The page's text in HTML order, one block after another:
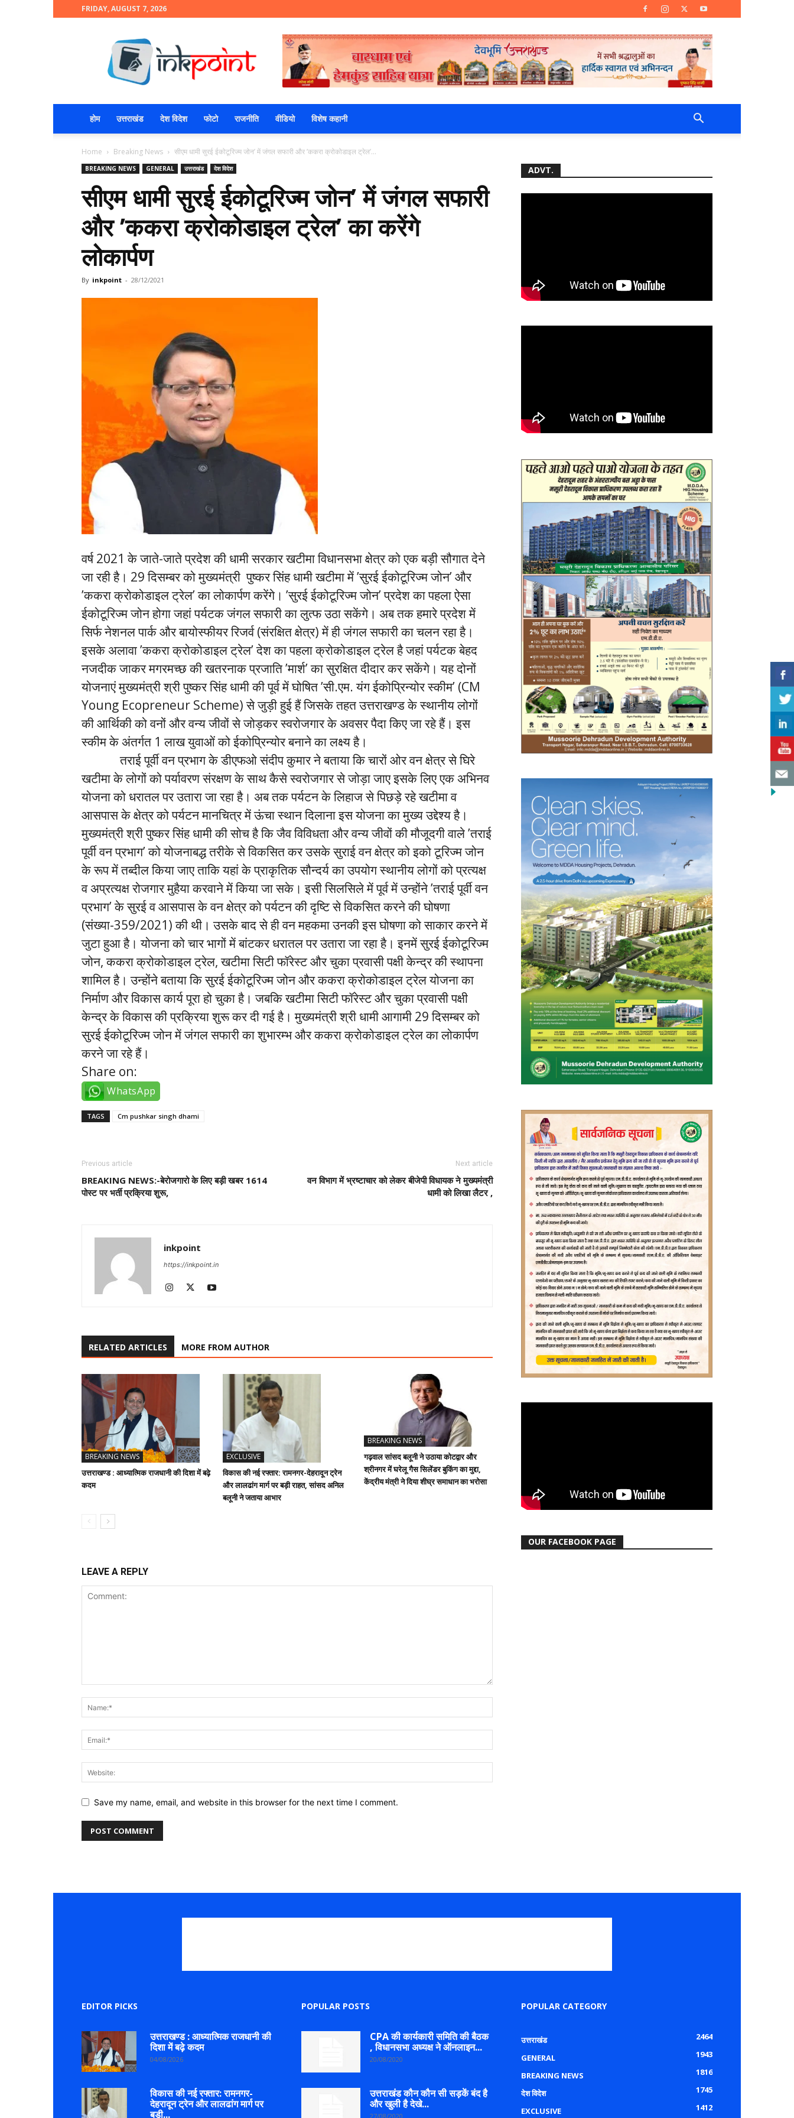
FRIDAY, AUGUST 7, 2026
होम उत्तराखंड देश विदेश फोटो राजनीति वीडियो विशेष कहानी
Home Breaking News सीएम धामी सुरई ईकोटूरिज्म जोन’ में जंगल सफारी और ’ककरा क्रोकोडाइल ट्रेल’...
BREAKING NEWS GENERAL उत्तराखंड देश विदेश
सीएम धामी सुरई ईकोटूरिज्म जोन’ में जंगल सफारी
और ’ककरा क्रोकोडाइल ट्रेल’ का करेंगे
लोकार्पण
By inkpoint - 28/12/2021
वर्ष 2021 के जाते-जाते प्रदेश की धामी सरकार खटीमा विधानसभा क्षेत्र को एक बड़ी सौगात देने
जा रही है। 29 दिसम्बर को मुख्यमंत्री पुष्कर सिंह धामी खटीमा में ’सुरई ईकोटूरिज्म जोन’ और
’ककरा क्रोकोडाइल ट्रेल’ का लोकार्पण करेंगे। ’सुरई ईकोटूरिज्म जोन’ प्रदेश का पहला ऐसा
ईकोटूरिज्म जोन होगा जहां पर्यटक जंगल सफारी का लुत्फ उठा सकेंगे। अब तक हमारे प्रदेश में
सिर्फ नेशनल पार्क और बायोस्फीयर रिजर्व (संरक्षित क्षेत्र) में ही जंगल सफारी का चलन रहा है।
इसके अलावा ’ककरा क्रोकोडाइल ट्रेल’ देश का पहला क्रोकोडाइल ट्रेल है जहां पर्यटक बेहद
नजदीक जाकर मगरमच्छ की खतरनाक प्रजाति ’मार्श’ का सुरक्षित दीदार कर सकेंगे। यह दोनों
योजनाएं मुख्यमंत्री श्री पुष्कर सिंह धामी की पूर्व में घोषित ’सी.एम. यंग ईकोप्रिन्योर स्कीम’ (CM
Young Ecopreneur Scheme) से जुड़ी हुई हैं जिसके तहत उत्तराखण्ड के स्थानीय लोगों
की आर्थिकी को वनों और वन्य जीवों से जोड़कर स्वरोजगार के अवसर पैदा किए जा रहे हैं। इस
स्कीम के अंतर्गत 1 लाख युवाओं को ईकोप्रिन्योर बनाने का लक्ष्य है।
तराई पूर्वी वन प्रभाग के डीएफओ संदीप कुमार ने बताया कि चारों ओर वन क्षेत्र से घिरे
खटीमा के लोगों को पर्यावरण संरक्षण के साथ कैसे स्वरोजगार से जोड़ा जाए इसके लिए एक अभिनव
योजना को धरातल पर उतारा जा रहा है। अब तक पर्यटन के लिहाज से पिछड़े रहे खटीमा व
आसपास के क्षेत्र को पर्यटन मानचित्र में ऊंचा स्थान दिलाना इस योजना का मुख्य उद्देश्य है।
मुख्यमंत्री श्री पुष्कर सिंह धामी की सोच है कि जैव विविधता और वन्य जीवों की मौजूदगी वाले ’तराई
पूर्वी वन प्रभाग’ को योजनाबद्ध तरीके से विकसित कर उसके सुराई वन क्षेत्र को इको टूरिज्म जोन
के रूप में तब्दील किया जाए ताकि यहां के प्राकृतिक सौन्दर्य का उपयोग स्थानीय लोगों को प्रत्यक्ष
व अप्रत्यक्ष रोजगार मुहैया करवाने में किया जा सके। इसी सिलसिले में पूर्व में उन्होंने ’तराई पूर्वी वन
प्रभाग’ के सुरई व आसपास के वन क्षेत्र को पर्यटन की दृष्टि से विकसित करने की घोषणा
(संख्या-359/2021) की थी। उसके बाद से ही वन महकमा उनकी इस घोषणा को साकार करने में
जुटा हुआ है। योजना को चार भागों में बांटकर धरातल पर उतारा जा रहा है। इनमें सुरई ईकोटूरिज्म
जोन, ककरा क्रोकोडाइल ट्रेल, खटीमा सिटी फॉरेस्ट और चुका प्रवासी पक्षी केन्द्र की स्थापना
शामिल है। उन्होंने बताया कि सुरई ईकोटूरिज्म जोन और ककरा क्रोकोडाइल ट्रेल योजना का
निर्माण और विकास कार्य पूरा हो चुका है। जबकि खटीमा सिटी फॉरेस्ट और चुका प्रवासी पक्षी
केन्द्र के विकास की प्रक्रिया शुरू कर दी गई है। मुख्यमंत्री श्री धामी आगामी 29 दिसम्बर को
सुरई ईकोटूरिज्म जोन में जंगल सफारी का शुभारम्भ और ककरा क्रोकोडाइल ट्रेल का लोकार्पण
करने जा रहे हैं।
Share on:
WhatsApp
TAGS Cm pushkar singh dhami
Previous article
BREAKING NEWS:-बेरोजगारो के लिए बड़ी खबर 1614
पोस्ट पर भर्ती प्रक्रिया शुरू,
Next article
वन विभाग में भ्रष्टाचार को लेकर बीजेपी विधायक ने मुख्यमंत्री
धामी को लिखा लैटर ,
inkpoint
https://inkpoint.in
RELATED ARTICLES MORE FROM AUTHOR
BREAKING NEWS
उत्तराखण्ड : आध्यात्मिक राजधानी की दिशा में बढ़े
कदम
EXCLUSIVE
विकास की नई रफ्तार: रामनगर-देहरादून ट्रेन
और लालढांग मार्ग पर बड़ी राहत, सांसद अनिल
बलूनी ने जताया आभार
BREAKING NEWS
गढ़वाल सांसद बलूनी ने उठाया कोटद्वार और
श्रीनगर में घरेलू गैस सिलेंडर बुकिंग का मुद्दा,
केंद्रीय मंत्री ने दिया शीघ्र समाधान का भरोसा
LEAVE A REPLY
Save my name, email, and website in this browser for the next time I comment.
ADVT.
OUR FACEBOOK PAGE
EDITOR PICKS
उत्तराखण्ड : आध्यात्मिक राजधानी की
दिशा में बढ़े कदम
04/08/2026
विकास की नई रफ्तार: रामनगर-
देहरादून ट्रेन और लालढांग मार्ग पर
बड़ी...
POPULAR POSTS
CPA की कार्यकारी समिति की बैठक
, विधानसभा अध्यक्ष ने ऑनलाइन...
20/08/2020
उत्तराखंड कौन कौन सी सड़कें बंद है
और खुली है देखे...
27/08/2020
POPULAR CATEGORY
उत्तराखंड
2464
GENERAL
1943
BREAKING NEWS
1816
देश विदेश
1745
EXCLUSIVE
1412